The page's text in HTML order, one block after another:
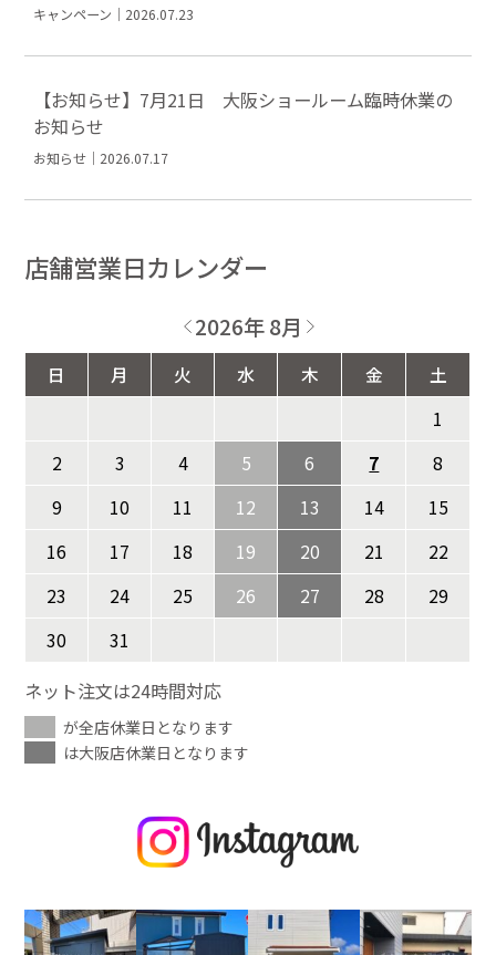
キャンペーン｜2026.07.23
【お知らせ】7月21日 大阪ショールーム臨時休業の
お知らせ
お知らせ｜2026.07.17
店舗営業日カレンダー
2026年 8月
日 月 火 水 木 金
土
1
2
3 4 5 6 7
8
9
10 11 12 13 14
15
16
17 18 19 20 21
22
23
24 25 26 27 28
29
30
31
ネット注文は24時間対応
が全店休業日となります
は大阪店休業日となります